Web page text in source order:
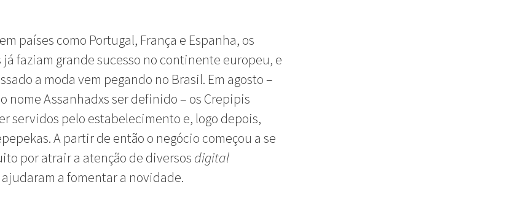
países como Portugal, França e Espanha, os
faziam grande sucesso no continente europeu, e
a moda vem pegando no Brasil. Em agosto –
nome Assanhadxs ser definido – os Crepipis
servidos pelo estabelecimento e, logo depois,
A partir de então o negócio começou a se
por atrair a atenção de diversos digital
a fomentar a novidade.